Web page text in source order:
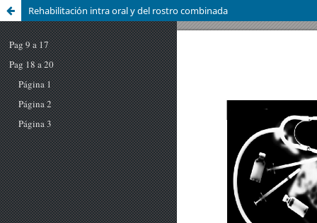
Rehabilitación intra oral y del rostro combinada